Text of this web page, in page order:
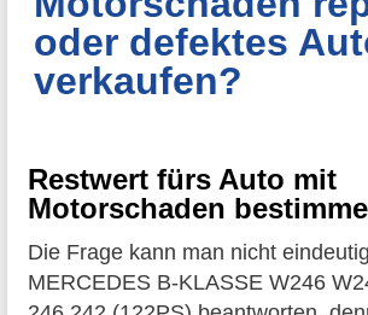
oder defektes
verkaufen?
Restwert fürs Auto mit
Motorschaden
Die Frage kann man nicht
MERCEDES B-KLASSE W246